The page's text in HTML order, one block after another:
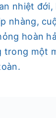
nhiệt đới,
nhàng,
hoàn
trong một